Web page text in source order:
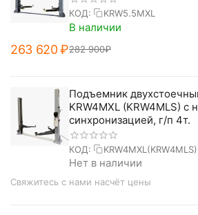
КОД: KRW5.5MXL
В наличии
263 620₽282 900₽
Подъемник
KRW4MXL (KRW4MLS) с
синхронизацией, г/п 4т.
КОД: KRW4MXL(KRW4MLS)
Нет в наличии
Свяжитесь с нами насчёт цены